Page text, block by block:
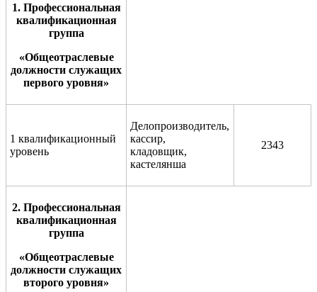
1. Профессиональная
квалификационная
группа
«Общеотраслевые
должности служащих
первого уровня»
1 квалификационный
уровень
Делопроизводитель,
кассир,
кладовщик,
кастелянша
2343
2. Профессиональная
квалификационная
группа
«Общеотраслевые
должности служащих
второго уровня»